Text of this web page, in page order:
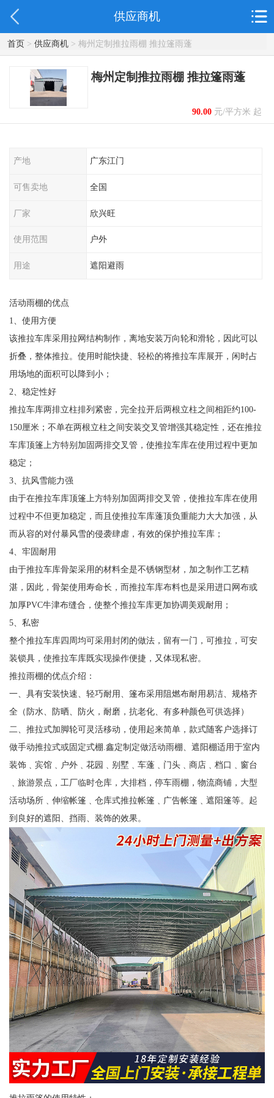
供应商机
首页> 供应商机> 梅州定制推拉雨棚 推拉篷雨蓬
梅州定制推拉雨棚 推拉篷雨蓬
90.00元/平方米 起
产地 广东江门
可售卖地 全国
厂家 欣兴旺
使用范围 户外
用途 遮阳避雨
活动雨棚的优点
1、使用方便
该推拉车库采用拉网结构制作，离地安装万向轮和滑轮，因此可以
折叠，整体推拉。使用时能快捷、轻松的将推拉车库展开，闲时占
用场地的面积可以降到小；
2、稳定性好
推拉车库两排立柱排列紧密，完全拉开后两根立柱之间相距约100-
150厘米；不单在两根立柱之间安装交叉管增强其稳定性，还在推拉
车库顶篷上方特别加固两排交叉管，使推拉车库在使用过程中更加
稳定；
3、抗风雪能力强
由于在推拉车库顶篷上方特别加固两排交叉管，使推拉车库在使用
过程中不但更加稳定，而且使推拉车库蓬顶负重能力大大加强，从
而从容的对付暴风雪的侵袭肆虐，有效的保护推拉车库；
4、牢固耐用
由于推拉车库骨架采用的材料全是不锈钢型材，加之制作工艺精
湛，因此，骨架使用寿命长，而推拉车库布料也是采用进口网布或
加厚PVC牛津布缝合，使整个推拉车库更加协调美观耐用；
5、私密
整个推拉车库四周均可采用封闭的做法，留有一门，可推拉，可安
装锁具，使推拉车库既实现操作便捷，又体现私密。
推拉雨棚的优点介绍：
一、具有安装快速、轻巧耐用、篷布采用阻燃布耐用易洁、规格齐
全（防水、防晒、防火，耐磨，抗老化、有多种颜色可供选择）
二、推拉式加脚轮可灵活移动，使用起来简单，款式随客户选择订
做手动推拉式或固定式棚.鑫定制定做活动雨棚、遮阳棚适用于室内
装饰﹑宾馆﹑户外﹑花园﹑别墅﹑车蓬﹑门头﹑商店﹑档口﹑窗台
﹑旅游景点，工厂临时仓库，大排档，停车雨棚，物流商铺，大型
活动场所﹑伸缩帐篷﹑仓库式推拉帐篷﹑广告帐篷﹑遮阳篷等。起
到良好的遮阳、挡雨、装饰的效果。